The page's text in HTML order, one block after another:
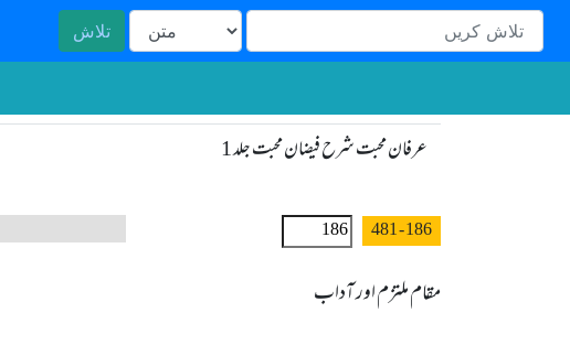
تلاش
عرفان محبت شرح فیضان محبت جلد 1
186
- 481
مقام ملتزم اور آداب